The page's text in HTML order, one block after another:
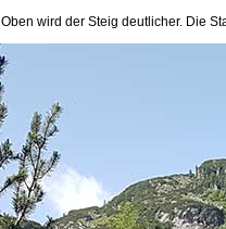
Oben wird der Steig deutlicher. Die